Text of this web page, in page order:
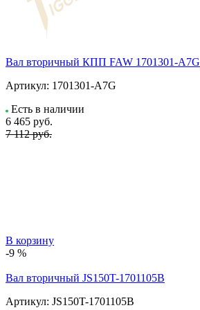
Вал вторичный КПП FAW 1701301-A7G
Артикул: 1701301-A7G
Есть в наличии
6 465 руб.
7 112 руб.
В корзину
-9 %
Вал вторичный JS150T-1701105B
Артикул: JS150T-1701105B